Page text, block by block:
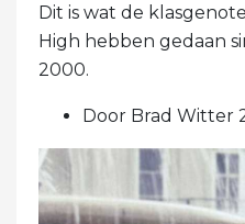
Dit is wat de
High hebben gedaan
2000.
Door Brad Witter